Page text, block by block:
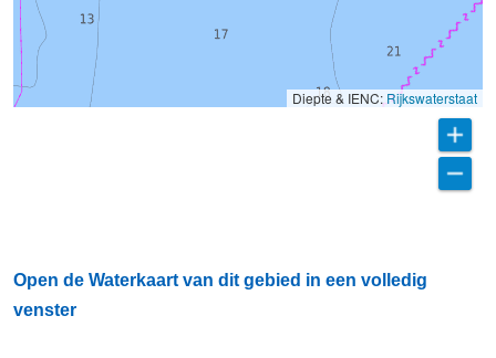
Diepte & IENC: Rijkswaterstaat
Open de Waterkaart van dit gebied in een volledig
venster